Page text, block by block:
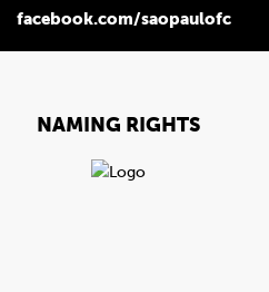
facebook.com/saopaulofc
NAMING RIGHTS